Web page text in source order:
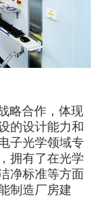
略合作，体现
的设计能力和
子光学领域专
拥有了在光学
净标准等方面
制造厂房建